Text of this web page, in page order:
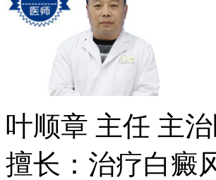
叶顺章 主任 主
擅长：治疗白癜